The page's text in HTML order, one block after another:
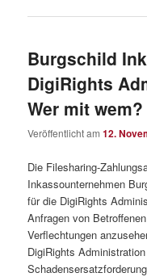
Burgschild
DigiRights
Wer mit wem?
Veröffentlicht am12.
Die Filesharing-
Inkassounternehmen
für die DigiRights
Anfragen von
Verflechtungen
DigiRights